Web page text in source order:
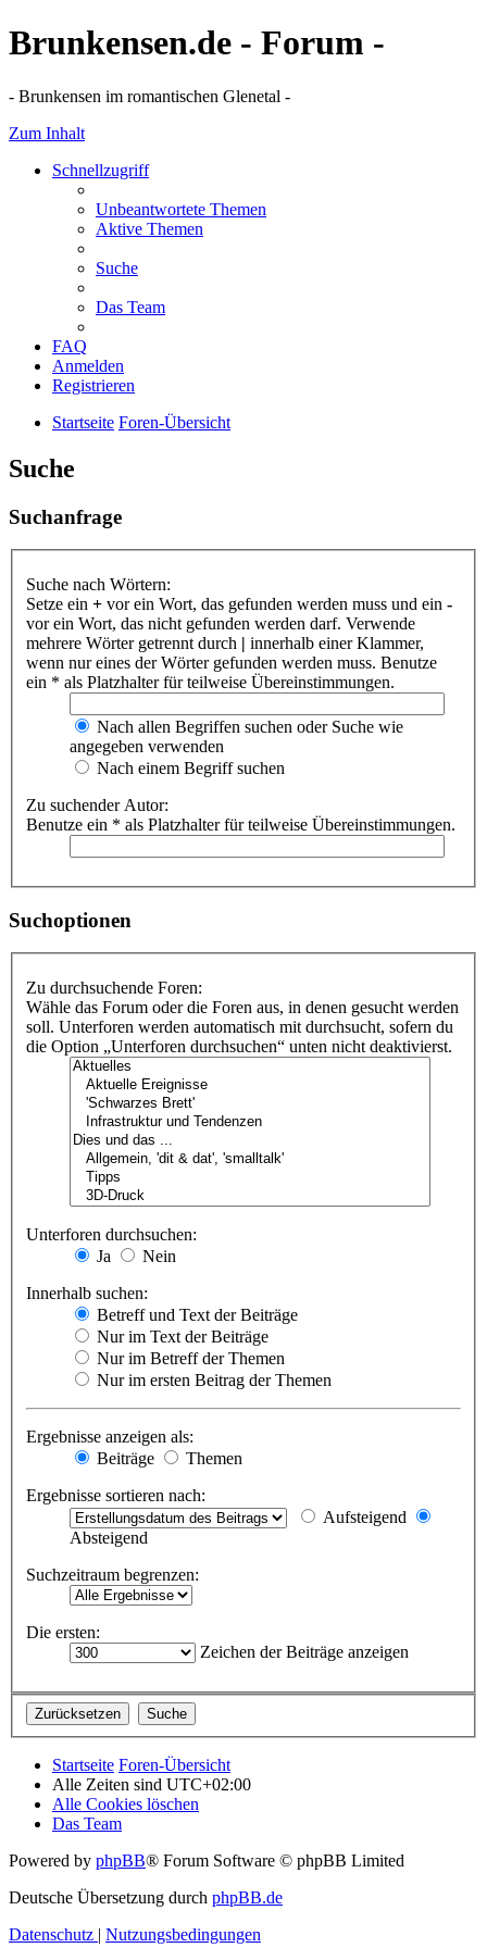
Brunkensen.de - Forum -
- Brunkensen im romantischen Glenetal -
Zum Inhalt
Schnellzugriff
Unbeantwortete Themen
Aktive Themen
Suche
Das Team
FAQ
Anmelden
Registrieren
Startseite Foren-Übersicht
Suche
Suchanfrage
Suche nach Wörtern:
Setze ein + vor ein Wort, das gefunden werden muss und ein -
vor ein Wort, das nicht gefunden werden darf. Verwende
mehrere Wörter getrennt durch | innerhalb einer Klammer,
wenn nur eines der Wörter gefunden werden muss. Benutze
ein * als Platzhalter für teilweise Übereinstimmungen.
Nach allen Begriffen suchen oder Suche wie
angegeben verwenden
Nach einem Begriff suchen
Zu suchender Autor:
Benutze ein * als Platzhalter für teilweise Übereinstimmungen.
Suchoptionen
Zu durchsuchende Foren:
Wähle das Forum oder die Foren aus, in denen gesucht werden
soll. Unterforen werden automatisch mit durchsucht, sofern du
die Option „Unterforen durchsuchen“ unten nicht deaktivierst.
Unterforen durchsuchen:
Ja
Nein
Innerhalb suchen:
Betreff und Text der Beiträge
Nur im Text der Beiträge
Nur im Betreff der Themen
Nur im ersten Beitrag der Themen
Ergebnisse anzeigen als:
Beiträge
Themen
Ergebnisse sortieren nach:
Aufsteigend
Absteigend
Suchzeitraum begrenzen:
Die ersten:
Zeichen der Beiträge anzeigen
Startseite Foren-Übersicht
Alle Zeiten sind UTC+02:00
Alle Cookies löschen
Das Team
Powered by phpBB® Forum Software © phpBB Limited
Deutsche Übersetzung durch phpBB.de
Datenschutz | Nutzungsbedingungen